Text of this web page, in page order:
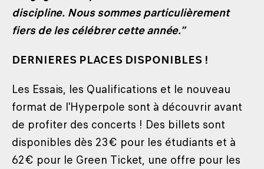
discipline. Nous sommes particulièrement
fiers de les célébrer cette année.”
DERNIERES PLACES DISPONIBLES !
Les Essais, les Qualifications et le nouveau
format de l'Hyperpole sont à découvrir avant
de profiter des concerts ! Des billets sont
disponibles dès 23€ pour les étudiants et à
62€ pour le Green Ticket, une offre pour les